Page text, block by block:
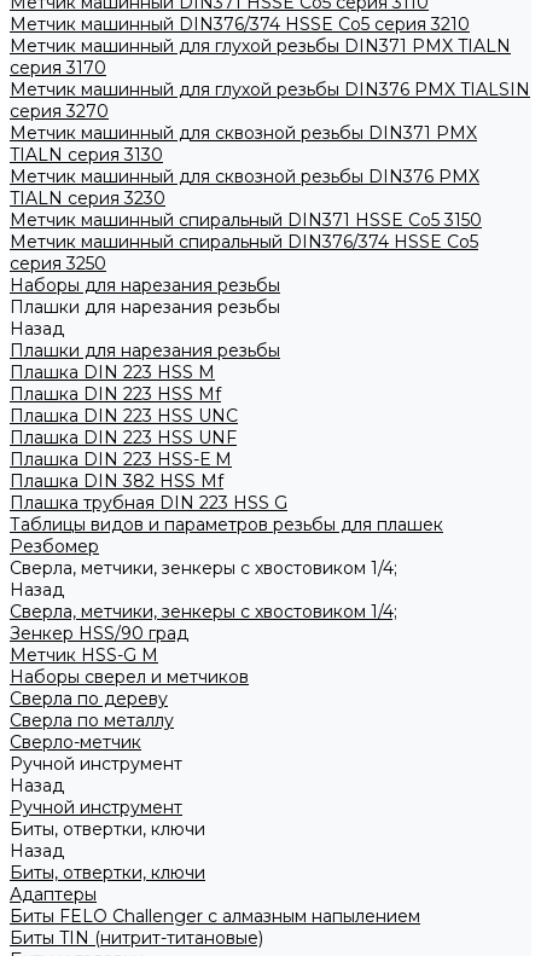
Метчик машинный DIN376/374 HSSE Co5 серия 3210
Метчик машинный для глухой резьбы DIN371 PMX TIALN
серия 3170
Метчик машинный для глухой резьбы DIN376 PMX TIALSIN
серия 3270
Метчик машинный для сквозной резьбы DIN371 PMX
TIALN серия 3130
Метчик машинный для сквозной резьбы DIN376 PMX
TIALN серия 3230
Метчик машинный спиральный DIN371 HSSE Co5 3150
Метчик машинный спиральный DIN376/374 HSSE Co5
серия 3250
Наборы для нарезания резьбы
Плашки для нарезания резьбы
Назад
Плашки для нарезания резьбы
Плашка DIN 223 HSS M
Плашка DIN 223 HSS Mf
Плашка DIN 223 HSS UNC
Плашка DIN 223 HSS UNF
Плашка DIN 223 HSS-Е M
Плашка DIN 382 HSS Mf
Плашка трубная DIN 223 HSS G
Таблицы видов и параметров резьбы для плашек
Резбомер
Сверла, метчики, зенкеры с хвостовиком 1/4;
Назад
Сверла, метчики, зенкеры с хвостовиком 1/4;
Зенкер HSS/90 град
Метчик HSS-G М
Наборы сверел и метчиков
Сверла по дереву
Сверла по металлу
Сверло-метчик
Ручной инструмент
Назад
Ручной инструмент
Биты, отвертки, ключи
Назад
Биты, отвертки, ключи
Адаптеры
Биты FELO Challenger с алмазным напылением
Биты TIN (нитрит-титановые)